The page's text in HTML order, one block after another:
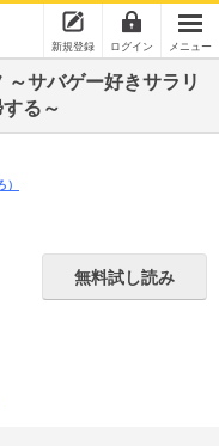
新規登録 ログイン メニュー
サバゲー好きサラリ
る～
）
無料試し読み